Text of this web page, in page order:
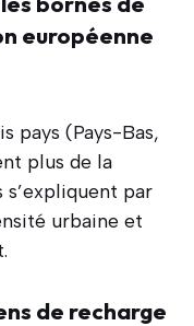
européenne
pays (Pays-Bas,
plus de la
par
urbaine et
de recharge